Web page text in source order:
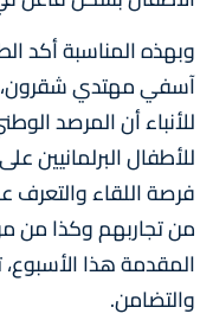
وبهذه المناسبة أكد
آسفي مهتدي شقرون،
للأنباء أن المرصد
للأطفال البرلمانيين
فرصة اللقاء والتعرف
من تجاربهم وكذا من
المقدمة هذا
والتضامن.